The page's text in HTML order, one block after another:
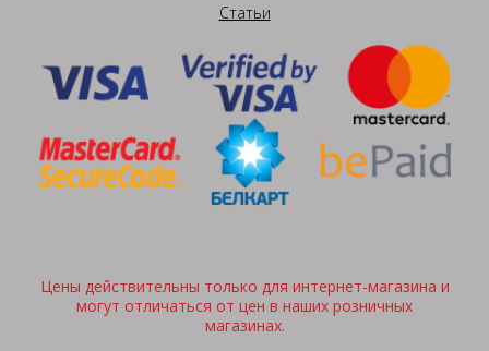
Статьи
Цены действительны только для интернет-магазина и
могут отличаться от цен в наших розничных
магазинах.